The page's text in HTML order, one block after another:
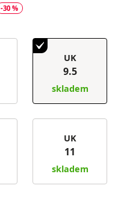
-30 %
UK
9.5
skladem
UK
11
skladem